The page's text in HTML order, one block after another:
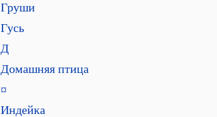
Груши
Гусь
Д
Домашняя птица
¤
Индейка